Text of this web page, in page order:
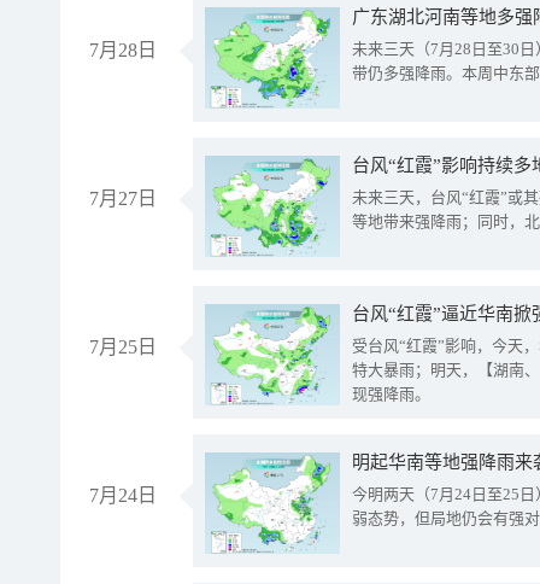
7月28日
广东湖北河南等地多
未来三天（7月28日至30
带仍多强降雨。本周中东
7月27日
台风“红霞”影响持续
未来三天，台风“红霞”或
等地带来强降雨；同时，
7月25日
台风“红霞”逼近华南
受台风“红霞”影响，今天
特大暴雨；明天，【湖南
现强降雨。
7月24日
明起华南等地强降雨
今明两天（7月24日至25
弱态势，但局地仍会有强